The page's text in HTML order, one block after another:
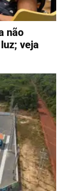
não
veja